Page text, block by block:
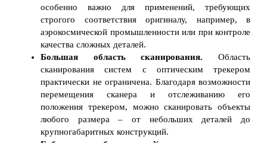
особенно важно для применений, требующих
строгого соответствия оригиналу, например, в
аэрокосмической промышленности или при контроле
качества сложных деталей.
Большая область сканирования. Область
сканирования систем с оптическим трекером
практически не ограничена. Благодаря возможности
перемещения сканера и отслеживанию его
положения трекером, можно сканировать объекты
любого размера – от небольших деталей до
крупногабаритных конструкций.